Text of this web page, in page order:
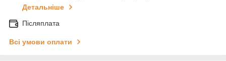
Детальніше
Післяплата
Всі умови оплати